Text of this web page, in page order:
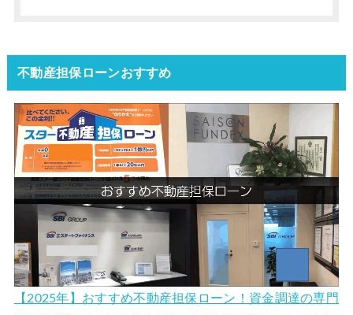
不動産担保ローンおすすめ
【2025年】おすすめ不動産担保ローン！資金調達の専門